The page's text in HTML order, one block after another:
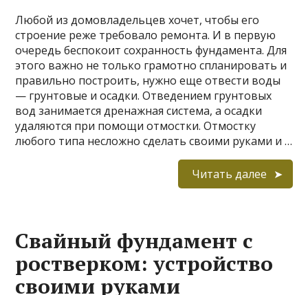
Любой из домовладельцев хочет, чтобы его
строение реже требовало ремонта. И в первую
очередь беспокоит сохранность фундамента. Для
этого важно не только грамотно спланировать и
правильно построить, нужно еще отвести воды
— грунтовые и осадки. Отведением грунтовых
вод занимается дренажная система, а осадки
удаляются при помощи отмостки. Отмостку
любого типа несложно сделать своими руками и …
Читать далее
Свайный фундамент с
ростверком: устройство
своими руками